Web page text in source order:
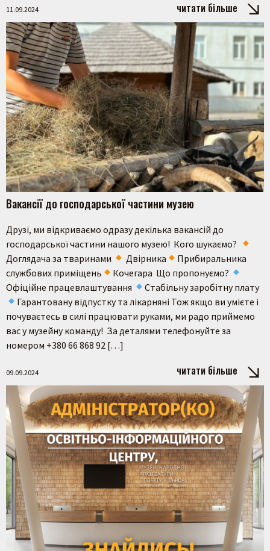
Пошук на сайті
Шукати
11.09.2024 читати більше
Вакансії до господарської частини музею
Друзі, ми відкриваємо одразу декілька вакансій до
господарської частини нашого музею! Кого шукаємо?
Доглядача за тваринами
Двірника
Прибиральника
службових приміщень
Кочегара Що пропонуємо?
Офіційне працевлаштування
Стабільну заробітну плату
Гарантовану відпустку та лікарняні Тож якщо ви умієте і
почуваєтесь в силі працювати руками, ми радо приймемо
вас у музейну команду! За деталями телефонуйте за
номером +380 66 868 92 […]
09.09.2024 читати більше